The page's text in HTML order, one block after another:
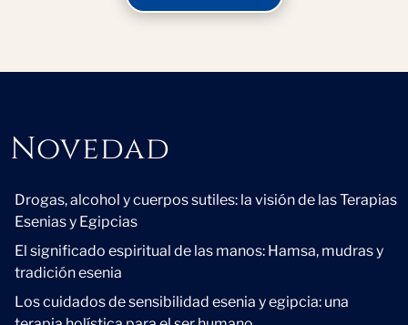
Novedad
Novedad
Drogas, alcohol y cuerpos sutiles: la visión de las Terapias
Esenias y Egipcias
El significado espiritual de las manos: Hamsa, mudras y
tradición esenia
Los cuidados de sensibilidad esenia y egipcia: una